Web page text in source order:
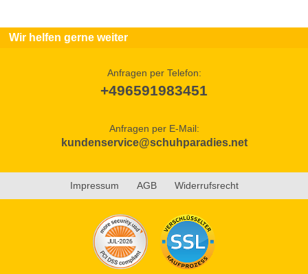
Wir helfen gerne weiter
Anfragen per Telefon:
+496591983451
Anfragen per E-Mail:
kundenservice@schuhparadies.net
Impressum AGB Widerrufsrecht